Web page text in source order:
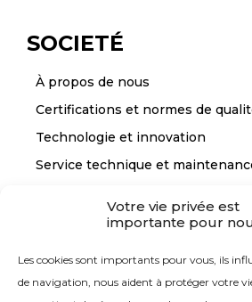
Votre vie privée est
importante pour
Les cookies sont importants pour vous, ils
de navigation, nous aident à protéger votre
SOCIETÉ
À propos de nous
Certifications et normes de
Technologie et innovation
Service technique et
CONTACT